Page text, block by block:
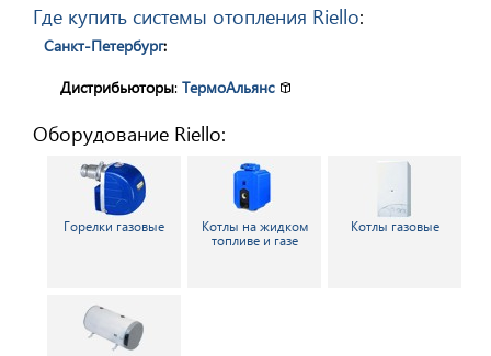
Где купить системы отопления Riello:
Санкт-Петербург:
Дистрибьюторы: ТермоАльянс
Оборудование Riello:
Горелки газовые
Котлы на жидком
топливе и газе
Котлы газовые